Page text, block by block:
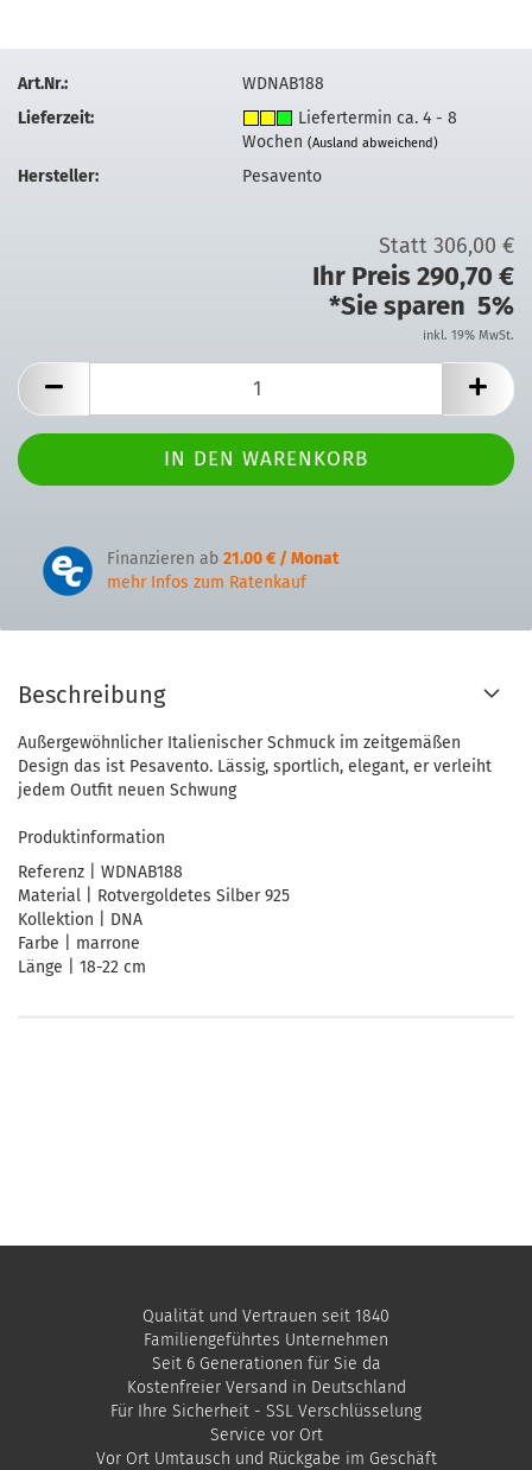
Art.Nr.:
WDNAB188
Lieferzeit:
Liefertermin ca. 4 - 8
Wochen(Ausland abweichend)
Hersteller: Pesavento
Statt 306,00 €
Ihr Preis 290,70 €
*Sie sparen 5%
inkl. 19% MwSt.
Finanzieren ab 21.00 € / Monat
mehr Infos zum Ratenkauf
Beschreibung
Außergewöhnlicher Italienischer Schmuck im zeitgemäßen
Design das ist Pesavento. Lässig, sportlich, elegant, er verleiht
jedem Outfit neuen Schwung
Produktinformation
Referenz | WDNAB188
Material | Rotvergoldetes Silber 925
Kollektion | DNA
Farbe | marrone
Länge | 18-22 cm
Qualität und Vertrauen seit 1840
Familiengeführtes Unternehmen
Seit 6 Generationen für Sie da
Kostenfreier Versand in Deutschland
Für Ihre Sicherheit - SSL Verschlüsselung
Service vor Ort
Vor Ort Umtausch und Rückgabe im Geschäft